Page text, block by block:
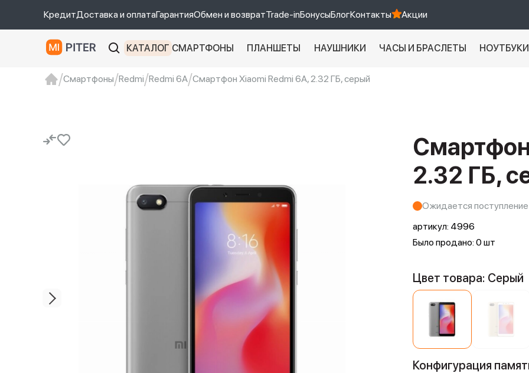
КредитДоставка и оплатаГарантияОбмен и возвратTrade-inБонусыБлогКонтакты Акции
КАТАЛОГ СМАРТФОНЫ ПЛАНШЕТЫ НАУШНИКИ ЧАСЫ И БРАСЛЕТЫ НОУТБУКИ
Смартфоны Redmi Redmi 6A Смартфон Xiaomi Redmi 6A, 2.32 ГБ, серый
2.32 ГБ,
Ожидается поступление
артикул: 4996
Было продано: 0 шт
Цвет товара: Серый
Конфигурация